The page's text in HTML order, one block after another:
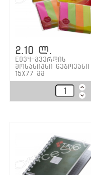
2.10 ლ.
E034-გვერდის
მოსანიშნი წებოვანი
15x77 მმ